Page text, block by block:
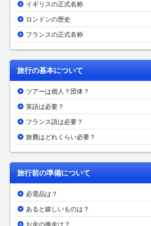
イギリスの正式名称
ロンドンの歴史
フランスの正式名称
旅行の基本について
ツアーは個人？団体？
英語は必要？
フランス語は必要？
旅費はどれくらい必要？
旅行前の準備について
必需品は？
あると嬉しいものは？
お金の換金は？